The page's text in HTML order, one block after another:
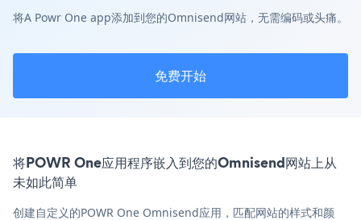
将A Powr One app添加到您的Omnisend网站，无需编码或头痛。
免费开始
将POWR One应用程序嵌入到您的Omnisend网站上从
未如此简单
创建自定义的POWR One Omnisend应用，匹配网站的样式和颜